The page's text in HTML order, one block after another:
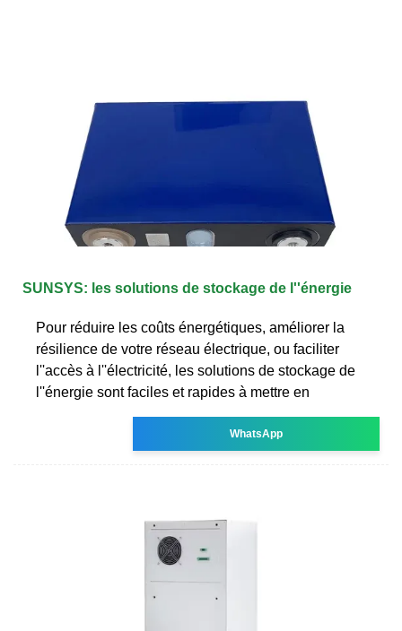
SUNSYS: les solutions de stockage de l''énergie
Pour réduire les coûts énergétiques, améliorer la
résilience de votre réseau électrique, ou faciliter
l''accès à l''électricité, les solutions de stockage de
l''énergie sont faciles et rapides à mettre en
WhatsApp